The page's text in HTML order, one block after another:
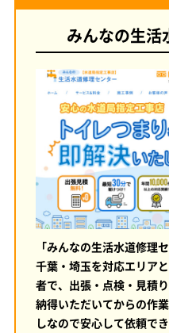
みんなの生活
「みんなの生活水道修理
千葉・埼玉を対応エリア
者で、出張・点検・見積
納得いただいてからの作
しなので安心して依頼でき